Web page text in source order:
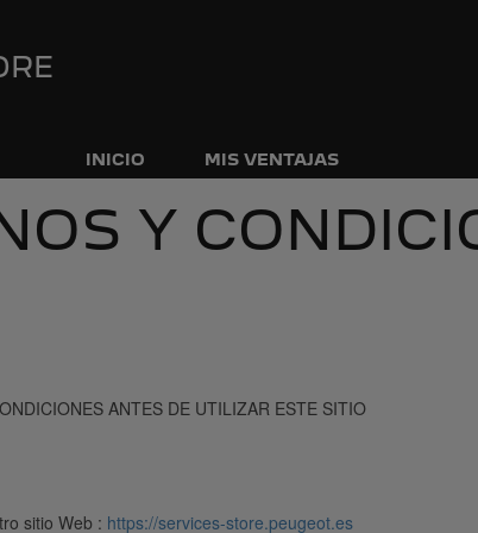
INICIO MIS VENTAJAS
Y
ANTES DE UTILIZAR ESTE SITIO
sitio Web : https://services-store.peugeot.es